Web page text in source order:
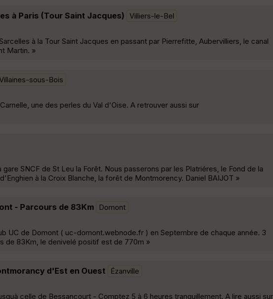
à Paris (Tour Saint Jacques) Villiers-le-Bel
à la Tour Saint Jacques en passant par Pierrefitte, Aubervilliers, le canal
Martin. »
sous-Bois
une des perles du Val d'Oise. A retrouver aussi sur
SNCF de St Leu la Forêt. Nous passerons par les Platriéres, le Fond de la
à la Croix Blanche, la forêt de Montmorency. Daniel BAIJOT »
- Parcours de 83Km Domont
UC de Domont ( uc-domont.webnode.fr ) en Septembre de chaque année. 3
de 83Km, le denivelé positif est de 770m »
d'Est en Ouest Ézanville
celle de Bessancourt - Comptez 5 à 6 heures tranquillement. A lire aussi sur